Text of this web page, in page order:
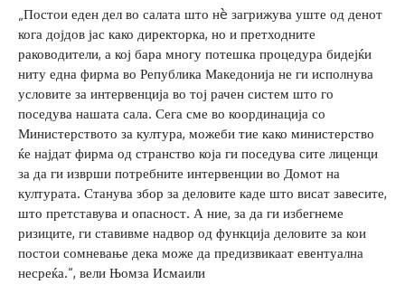
„Постои еден дел во салата што нè загрижува уште од денот
кога дојдов јас како директорка, но и претходните
раководители, а кој бара многу потешка процедура бидејќи
ниту една фирма во Република Македонија не ги исполнува
условите за интервенција во тој рачен систем што го
поседува нашата сала. Сега сме во координација со
Министерството за култура, можеби тие како министерство
ќе најдат фирма од странство која ги поседува сите лиценци
за да ги изврши потребните интервенции во Домот на
културата. Станува збор за деловите каде што висат завесите,
што претставува и опасност. А ние, за да ги избегнеме
ризиците, ги ставивме надвор од функција деловите за кои
постои сомневање дека може да предизвикаат евентуална
несреќа.“, вели Њомза Исмаили